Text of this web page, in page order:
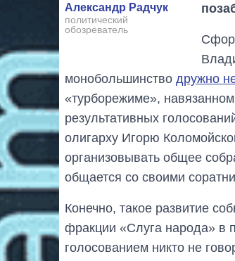
Александр Радчук
политический
обозреватель
монобольшинство дружно
«турборежиме»,
результативных
олигарху Игорю
организовывать общее
общается со своими
Конечно, такое развитие
фракции «Слуга народа» в
голосованием никто не